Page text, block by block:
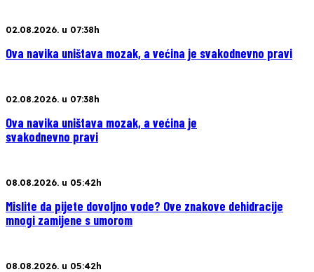
02.08.2026. u 07:38h
Ova navika uništava mozak, a većina je svakodnevno pravi
02.08.2026. u 07:38h
Ova navika uništava mozak, a većina je
svakodnevno pravi
08.08.2026. u 05:42h
Mislite da pijete dovoljno vode? Ove znakove dehidracije
mnogi zamijene s umorom
08.08.2026. u 05:42h